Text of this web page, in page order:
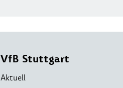
VfB Stuttgart
Aktuell